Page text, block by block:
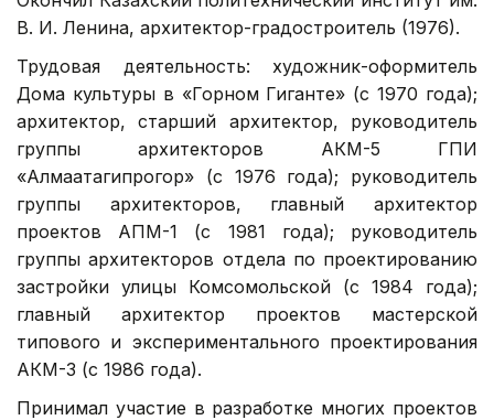
В. И. Ленина, архитектор-градостроитель (1976).
Трудовая деятельность: художник-оформитель
Дома культуры в «Горном Гиганте» (с 1970 года);
архитектор, старший архитектор, руководитель
группы архитекторов АКМ-5 ГПИ
«Алмаатагипрогор» (с 1976 года); руководитель
группы архитекторов, главный архитектор
проектов АПМ-1 (с 1981 года); руководитель
группы архитекторов отдела по проектированию
застройки улицы Комсомольской (с 1984 года);
главный архитектор проектов мастерской
типового и экспериментального проектирования
АКМ-3 (с 1986 года).
Принимал участие в разработке многих проектов